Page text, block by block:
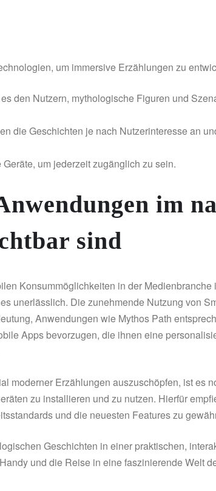
um immersive Erzählungen zu
den Nutzern, mythologische Figuren und
die Geschichten je nach Nutzerinteresse an
um jederzeit zugänglich zu sein.
im
sind
Konsummöglichkeiten in der Medienbranche
unerlässlich. Die zunehmende Nutzung von
Anwendungen wie Mythos Path
Apps bevorzugen, die ihnen eine
moderner Erzählungen auszuschöpfen, ist es
zu installieren und zu nutzen. Hierfür
und die neuesten Features zu
Geschichten in einer praktischen,
und die Reise in eine faszinierende Welt